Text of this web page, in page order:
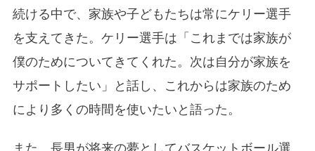
続ける中で、家族や子どもたちは常にケリー選手
を支えてきた。ケリー選手は「これまでは家族が
僕のためについてきてくれた。次は自分が家族を
サポートしたい」と話し、これからは家族のため
により多くの時間を使いたいと語った。
また、長男が将来の夢としてバスケットボール選